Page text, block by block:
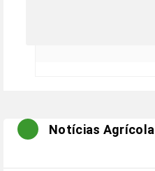
Notícias